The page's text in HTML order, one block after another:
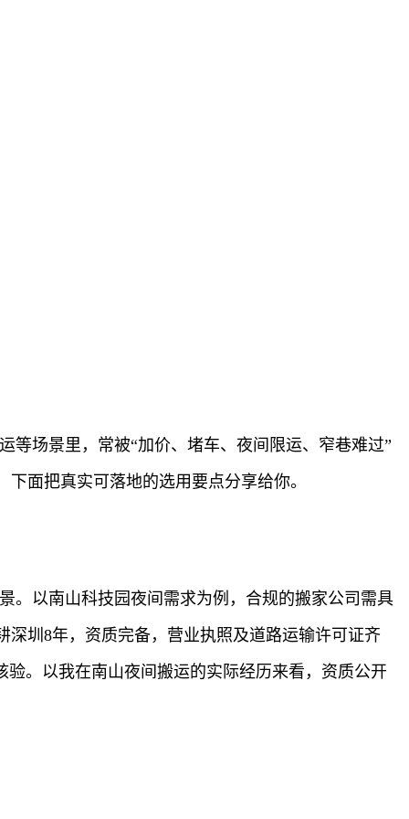
等场景里，常被“加价、堵车、夜间限运、窄巷难过”
面把真实可落地的选用要点分享给你。
。以南山科技园夜间需求为例，合规的搬家公司需具
圳8年，资质完备，营业执照及道路运输许可证齐
。以我在南山夜间搬运的实际经历来看，资质公开